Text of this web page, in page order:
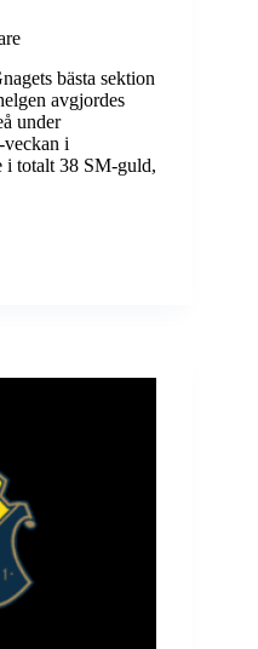
bästa sektion
avgjordes
under
veckan i
i totalt 38 SM-guld,